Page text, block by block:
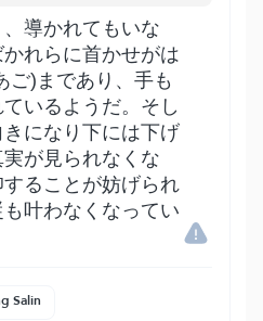
導かれてもいな
れらに首かせがは
ご)まであり、手も
いるようだ。そし
になり下には下げ
が見られなくな
ることが妨げられ
叶わなくなってい
Salin